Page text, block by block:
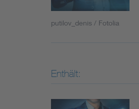
putilov_denis / Fotolia
Enthält: